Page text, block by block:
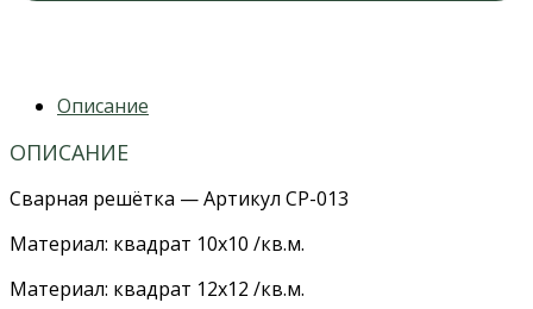
Описание
ОПИСАНИЕ
Сварная решётка — Артикул СР-013
Материал: квадрат 10х10 /кв.м.
Материал: квадрат 12х12 /кв.м.